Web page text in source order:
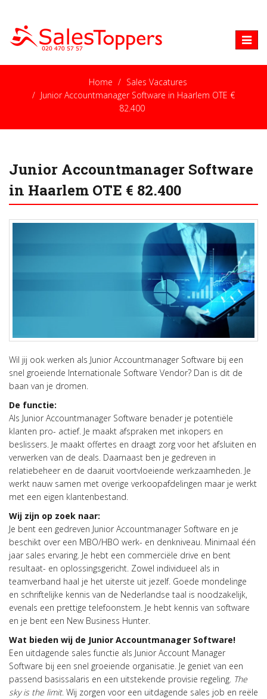
Toggle
Home
Sales Vacatures
Junior Accountmanager Software in Haarlem OTE €
82.400
Junior Accountmanager Software
in Haarlem OTE € 82.400
Wil jij ook werken als Junior Accountmanager Software bij een
snel groeiende Internationale Software Vendor? Dan is dit de
baan van je dromen.
De functie:
Als Junior Accountmanager Software benader je potentiële
klanten pro- actief. Je maakt afspraken met inkopers en
beslissers. Je maakt offertes en draagt zorg voor het afsluiten en
verwerken van de deals. Daarnaast ben je gedreven in
relatiebeheer en de daaruit voortvloeiende werkzaamheden. Je
werkt nauw samen met overige verkoopafdelingen maar je werkt
met een eigen klantenbestand.
Wij zijn op zoek naar:
Je bent een gedreven Junior Accountmanager Software en je
beschikt over een MBO/HBO werk- en denkniveau. Minimaal één
jaar sales ervaring. Je hebt een commerciële drive en bent
resultaat- en oplossingsgericht. Zowel individueel als in
teamverband haal je het uiterste uit jezelf. Goede mondelinge
en schriftelijke kennis van de Nederlandse taal is noodzakelijk,
evenals een prettige telefoonstem. Je hebt kennis van software
en je bent een New Business Hunter.
Wat bieden wij de Junior Accountmanager Software!
Een uitdagende sales functie als Junior Account Manager
Software bij een snel groeiende organisatie. Je geniet van een
passend basissalaris en een uitstekende provisie regeling. The
sky is the limit. Wij zorgen voor een uitdagende sales job en reële